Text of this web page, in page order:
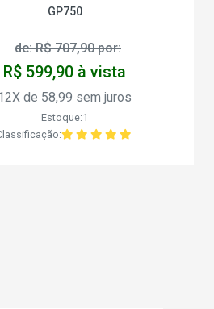
GP750
de: R$ 707,90 por:
R$ 599,90 à vista
de 58,99 sem juros
Estoque:1